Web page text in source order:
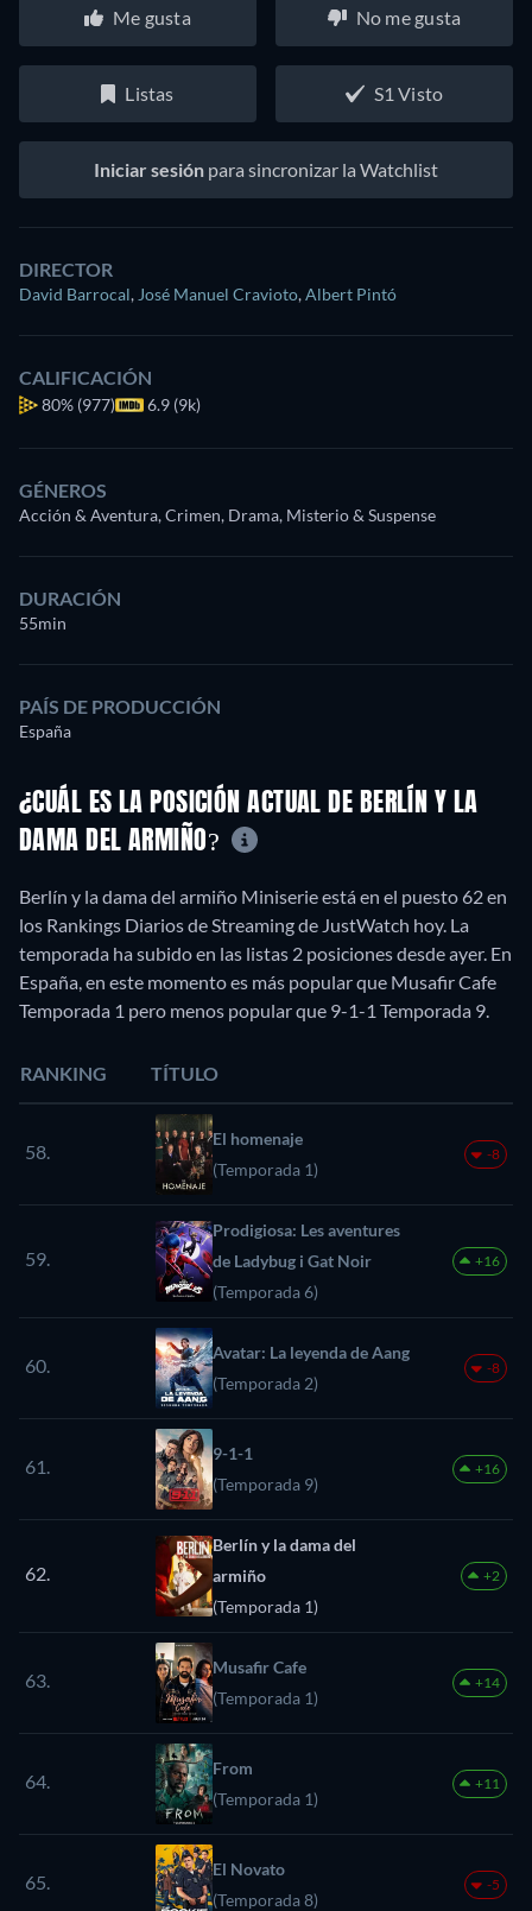
Me gusta No me gusta
Listas S1 Visto
Iniciar sesión para sincronizar la Watchlist
DIRECTOR
David Barrocal, José Manuel Cravioto,Albert Pintó
CALIFICACIÓN
80% (977) 6.9 (9k)
GÉNEROS
Acción & Aventura, Crimen, Drama, Misterio & Suspense
DURACIÓN
55min
PAÍS DE PRODUCCIÓN
España
¿CUÁL ES LA POSICIÓN ACTUAL DE BERLÍN Y LA
DAMA DEL ARMIÑO?
Berlín y la dama del armiño Miniserie está en el puesto 62 en
los Rankings Diarios de Streaming de JustWatch hoy. La
temporada ha subido en las listas 2 posiciones desde ayer. En
España, en este momento es más popular que Musafir Cafe
Temporada 1 pero menos popular que 9-1-1 Temporada 9.
RANKING TÍTULO
58.
El homenaje
(Temporada 1)
-8
59.
Prodigiosa: Les aventures
de Ladybug i Gat Noir
(Temporada 6)
+16
60.
Avatar: La leyenda de Aang
(Temporada 2)
-8
61.
9-1-1
(Temporada 9)
+16
62.
Berlín y la dama del
armiño
(Temporada 1)
+2
63.
Musafir Cafe
(Temporada 1)
+14
64.
From
(Temporada 1)
+11
65.
El Novato
(Temporada 8)
-5